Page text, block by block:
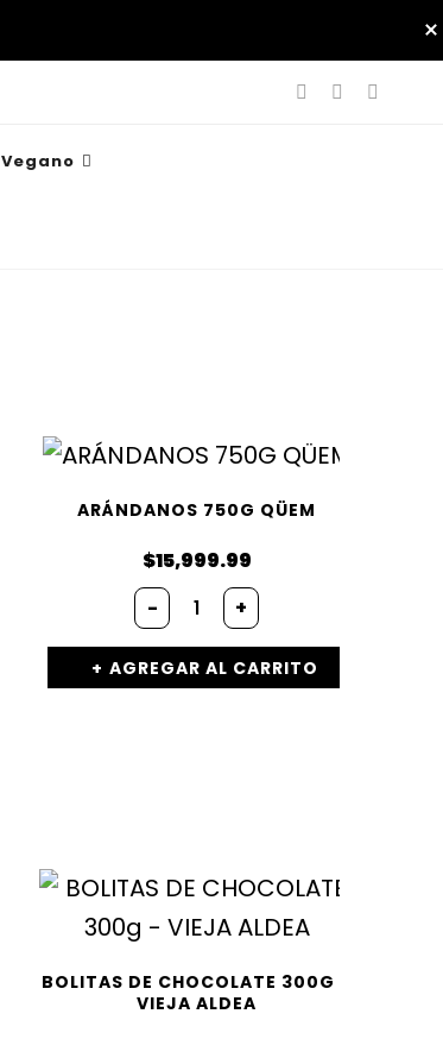
Vegano
ARÁNDANOS 750G QÜEM
$15,999.99
-
+
AGREGAR AL CARRITO
BOLITAS DE CHOCOLATE 300G –
VIEJA ALDEA